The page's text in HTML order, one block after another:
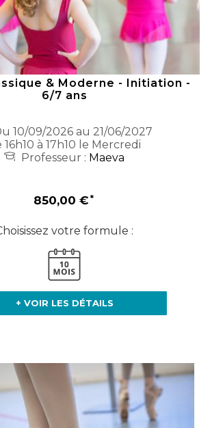
& Moderne - Initiation -
6/7 ans
10/09/2026 au 21/06/2027
16h10 à 17h10 le Mercredi
Professeur : Maeva
850,00 €
votre formule :
+ VOIR LES DÉTAILS